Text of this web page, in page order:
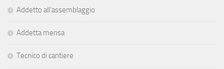
Addetto all’assemblaggio
Addetta mensa
Tecnico di cantiere